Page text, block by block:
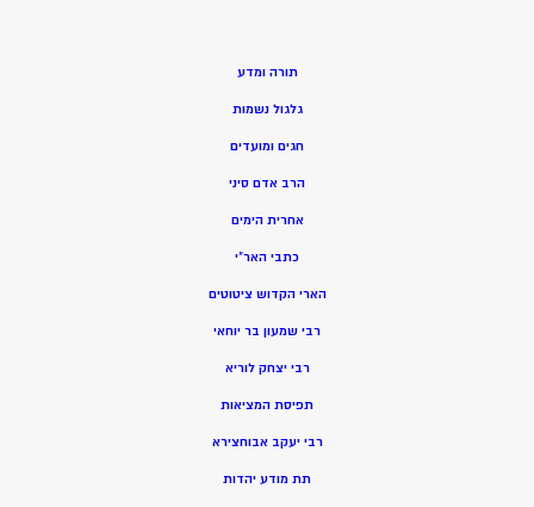
תורה ומדע
גלגול נשמות
חגים ומועדים
הרב אדם סיני
אחרית הימים
כתבי האר”י
הארי הקדוש ציטוטים
רבי שמעון בר יוחאי
רבי יצחק לוריא
תפיסת המציאות
רבי יעקב אבוחצירא
תת מודע יהדות